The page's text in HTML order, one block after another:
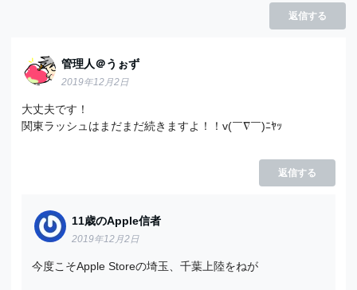
返信する
管理人＠うぉず
2019年12月2日
大丈夫です！
関東ラッシュはまだまだ続きますよ！！v(￣∇￣)ﾆﾔｯ
返信する
11歳のApple信者
2019年12月2日
今度こそApple Storeの埼玉、千葉上陸をねが